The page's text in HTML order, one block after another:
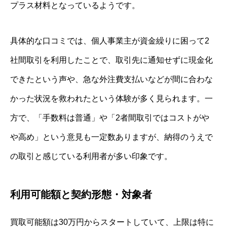
プラス材料となっているようです。
具体的な口コミでは、個人事業主が資金繰りに困って2
社間取引を利用したことで、取引先に通知せずに現金化
できたという声や、急な外注費支払いなどが間に合わな
かった状況を救われたという体験が多く見られます。一
方で、「手数料は普通」や「2者間取引ではコストがや
や高め」という意見も一定数ありますが、納得のうえで
の取引と感じている利用者が多い印象です。
利用可能額と契約形態・対象者
買取可能額は30万円からスタートしていて、上限は特に